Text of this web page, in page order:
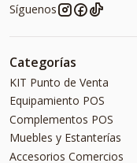
Síguenos
Categorías
KIT Punto de Venta
Equipamiento POS
Complementos POS
Muebles y Estanterías
Accesorios Comercios